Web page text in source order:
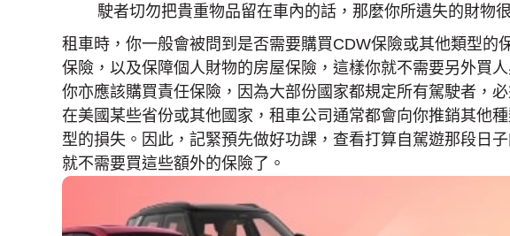
駛者切勿把貴重物品留在車內的話，那麼你所遺失的財物
租車時，你一般會被問到是否需要購買CDW保險或其他類型
保險，以及保障個人財物的房屋保險，這樣你就不需要另外買
你亦應該購買責任保險，因為大部份國家都規定所有駕駛者，
在美國某些省份或其他國家，租車公司通常都會向你推銷其他
型的損失。因此，記緊預先做好功課，查看打算自駕遊那段日
就不需要買這些額外的保險了。